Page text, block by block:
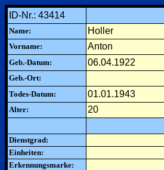
ID-Nr.: 43414
Name: Holler
Vorname:
Anton
Geb.-Datum:
06.04.1922
Geb.-Ort:
Todes-Datum:
01.01.1943
Alter:
20
Dienstgrad:
Einheiten:
Erkennungsmarke: